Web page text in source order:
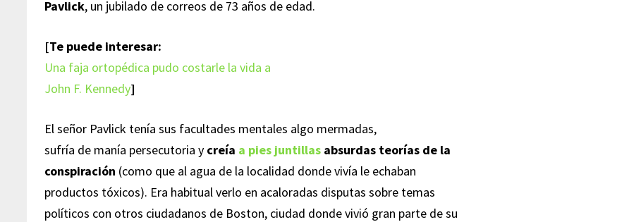
Pavlick, un jubilado de correos de 73 años de edad.
[Te puede interesar:
Una faja ortopédica pudo costarle la vida a
John F. Kennedy]
El señor Pavlick tenía sus facultades mentales algo mermadas,
sufría de manía persecutoria y creía a pies juntillas absurdas teorías de la
conspiración (como que al agua de la localidad donde vivía le echaban
productos tóxicos). Era habitual verlo en acaloradas disputas sobre temas
políticos con otros ciudadanos de Boston, ciudad donde vivió gran parte de su